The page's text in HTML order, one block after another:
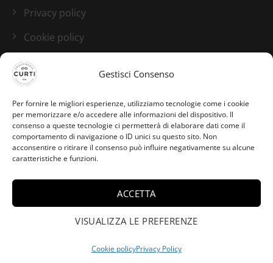
Gestisci Consenso
Per fornire le migliori esperienze, utilizziamo tecnologie come i cookie
per memorizzare e/o accedere alle informazioni del dispositivo. Il
consenso a queste tecnologie ci permetterà di elaborare dati come il
comportamento di navigazione o ID unici su questo sito. Non
acconsentire o ritirare il consenso può influire negativamente su alcune
caratteristiche e funzioni.
ACCETTA
VISUALIZZA LE PREFERENZE
Cookie policyPrivacy Policy
Privacy policy
Cookie policy
Blog
I nostri canali social
Credits:Studio GTomasselli.it
Alessandro da Milano ha
acquistato Milano -
100ml.